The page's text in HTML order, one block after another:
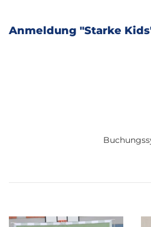
Anmeldung "Starke